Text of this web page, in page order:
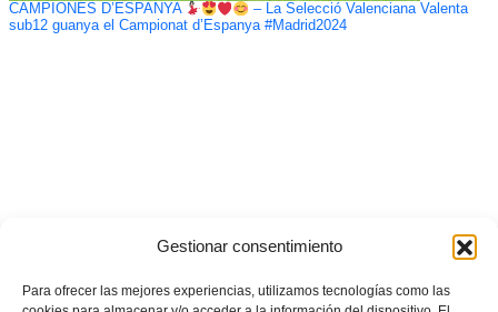
Gestionar consentimiento
Para ofrecer las mejores experiencias, utilizamos tecnologías como las
CAMPIONES D’ESPANYA
– La Selecció Valenciana Valenta
sub12 guanya el Campionat d’Espanya #Madrid2024